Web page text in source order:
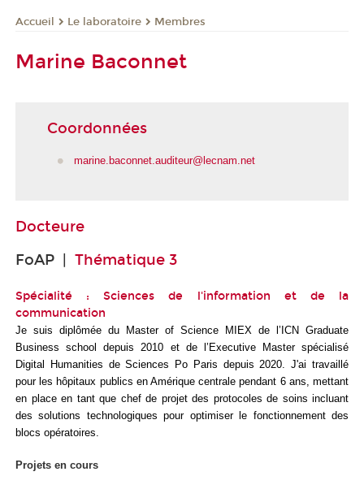
Accueil Le laboratoire Membres
Marine Baconnet
Coordonnées
marine.baconnet.auditeur@lecnam.net
Docteure
FoAP | Thématique 3
Spécialité : Sciences de l'information et de la
communication
Je suis diplômée du Master of Science MIEX de l’ICN Graduate
Business school depuis 2010 et de l’Executive Master spécialisé
Digital Humanities de Sciences Po Paris depuis 2020.J'ai travaillé
pour les hôpitaux publics en Amérique centrale pendant 6 ans, mettant
en place en tant que chef de projet des protocoles de soins incluant
des solutions technologiques pour optimiser le fonctionnement des
blocs opératoires.
Projets en cours